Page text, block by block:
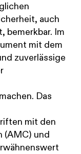
auch
bemerkbar. Im
mit dem
zuverlässige
Das
mit den
(AMC) und